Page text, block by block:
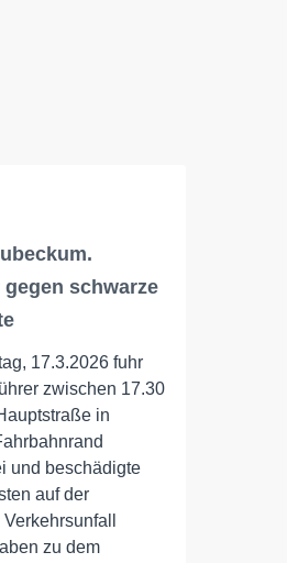
schwarze
17.3.2026 fuhr
zwischen 17.30
in
und beschädigte
auf der
zu dem